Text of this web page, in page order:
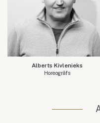
Alberts Kivlenieks
Horeogrāfs